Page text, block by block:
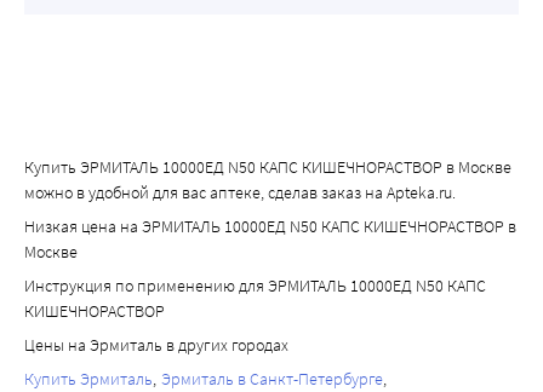
Купить ЭРМИТАЛЬ 10000ЕД N50 КАПС КИШЕЧНОРАСТВОР в Москве
можно в удобной для вас аптеке, сделав заказ на Apteka.ru.
Низкая цена на ЭРМИТАЛЬ 10000ЕД N50 КАПС КИШЕЧНОРАСТВОР в
Москве
Инструкция по применению для ЭРМИТАЛЬ 10000ЕД N50 КАПС
КИШЕЧНОРАСТВОР
Цены на Эрмиталь в других городах
Купить Эрмиталь Эрмиталь в Санкт-Петербурге